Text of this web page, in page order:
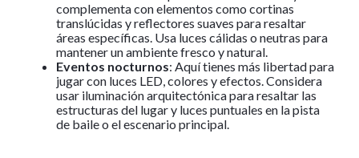
complementa con elementos como cortinas
translúcidas y reflectores suaves para resaltar
áreas específicas. Usa luces cálidas o neutras para
mantener un ambiente fresco y natural.
Eventos nocturnos: Aquí tienes más libertad para
jugar con luces LED, colores y efectos. Considera
usar iluminación arquitectónica para resaltar las
estructuras del lugar y luces puntuales en la pista
de baile o el escenario principal.